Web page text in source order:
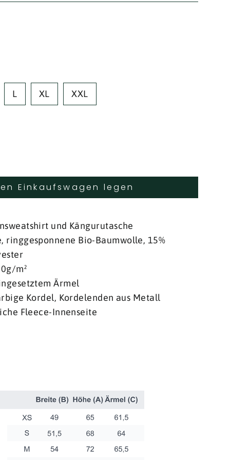
L XL XXL
Einkaufswagen legen
und Kängurutasche
ringgesponnene Bio-Baumwolle, 15%
m²
Ärmel
Kordel, Kordelenden aus Metall
Fleece-Innenseite